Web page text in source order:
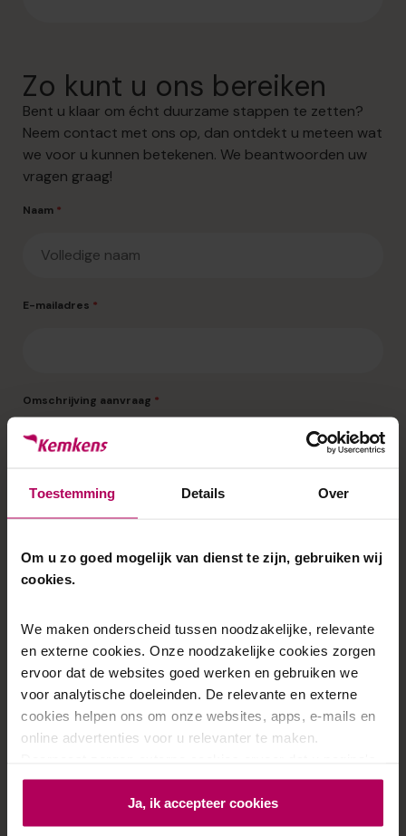
Toestemming Details Over
Om u zo goed mogelijk van dienst te zijn, gebruiken wij
cookies.
We maken onderscheid tussen noodzakelijke, relevante
en externe cookies. Onze noodzakelijke cookies zorgen
ervoor dat de websites goed werken en gebruiken we
voor analytische doeleinden. De relevante en externe
cookies helpen ons om onze websites, apps, e-mails en
online advertenties voor u relevanter te maken.
kunt delen via social media en u relevante advertenties te
zien krijgt op andere websites. Door op 'Ja, ik accepteer
cookies' te drukken, geeft u aan dat u akkoord bent met
Ja, ik accepteer cookies
Zo kunt u ons bereiken
Bent u klaar om écht duurzame stappen te zetten?
Neem contact met ons op, dan ontdekt u meteen wat
we voor u kunnen betekenen. We beantwoorden uw
vragen graag!
Naam *
E-mailadres *
Omschrijving aanvraag *
0 / 180
Ja, ik ga akkoord met hetprivacybeleid.
Verzenden